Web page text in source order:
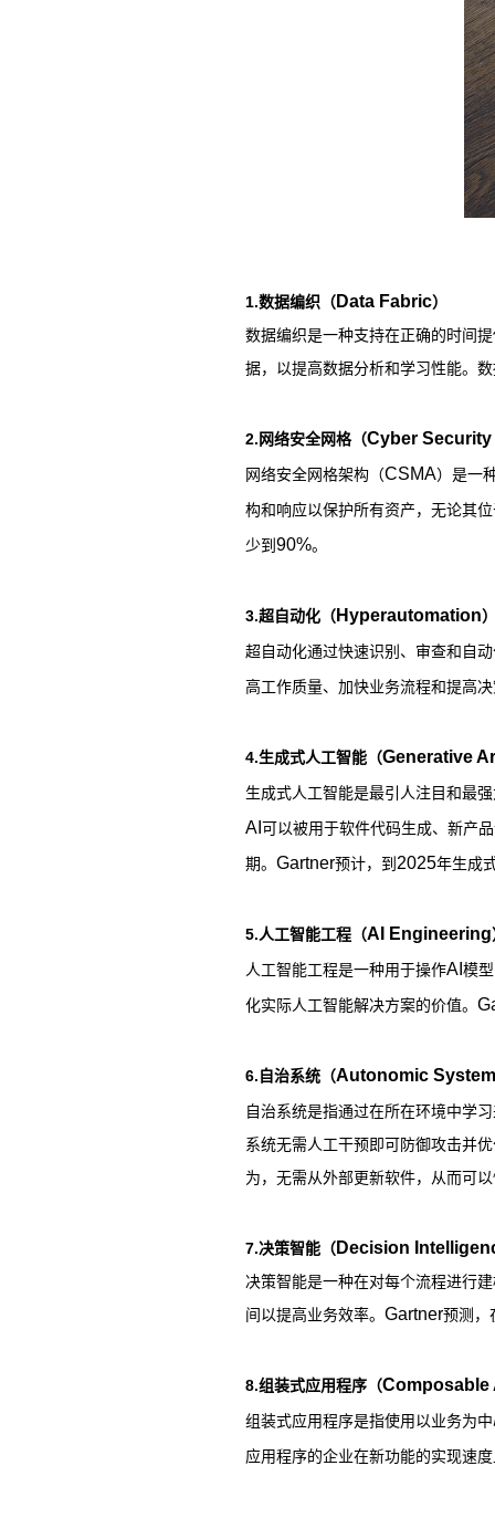
1.数据编织（Data Fabric）
数据编织是一种支持在正确的时间
据，以提高数据分析和学习性能。
2.网络安全网格（Cyber Security
网络安全网格架构（CSMA）是一
构和响应以保护所有资产，无论其
少到 90%。
3.超自动化（Hyperautomation
超自动化通过快速识别、审查和自
高工作质量、加快业务流程和提高
4.生成式人工智能（Generative
生成式人工智能是最引人注目和最
AI 可以被用于软件代码生成、新产
期。 Gartner预计，到 2025年生成
5.人工智能工程（AI Engineering
人工智能工程是一种用于操作AI 模
化实际人工智能解决方案的价值。
6.自治系统（Autonomic
自治系统是指通过在所在环境中学
系统无需人工干预即可防御攻击并
为，无需从外部更新软件，从而可
7.决策智能（Decision
决策智能是一种在对每个流程进行
间以提高业务效率。 Gartner预测，
8.组装式应用程序（Composable
组装式应用程序是指使用以业务为
应用程序的企业在新功能的实现速